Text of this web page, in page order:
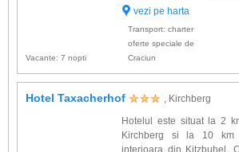
oaspeti. Camerele
vezi pe harta
Vacante: 7 nopti
Transport: charter
oferte speciale de
Craciun
Hotel Taxacherhof
, Kirchberg
Hotelul este situat la 2
Kirchberg si la 10 km
interioara din Kitzbuhel.